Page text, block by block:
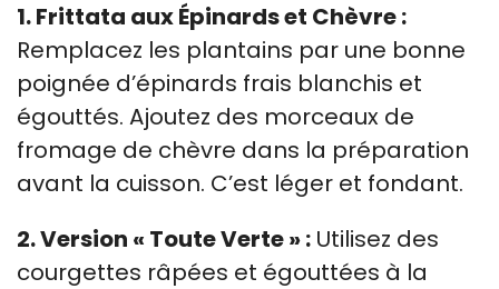
1. Frittata aux Épinards et Chèvre :
Remplacez les plantains par une bonne
poignée d’épinards frais blanchis et
égouttés. Ajoutez des morceaux de
fromage de chèvre dans la préparation
avant la cuisson. C’est léger et fondant.
2. Version « Toute Verte » : Utilisez des
courgettes râpées et égouttées à la